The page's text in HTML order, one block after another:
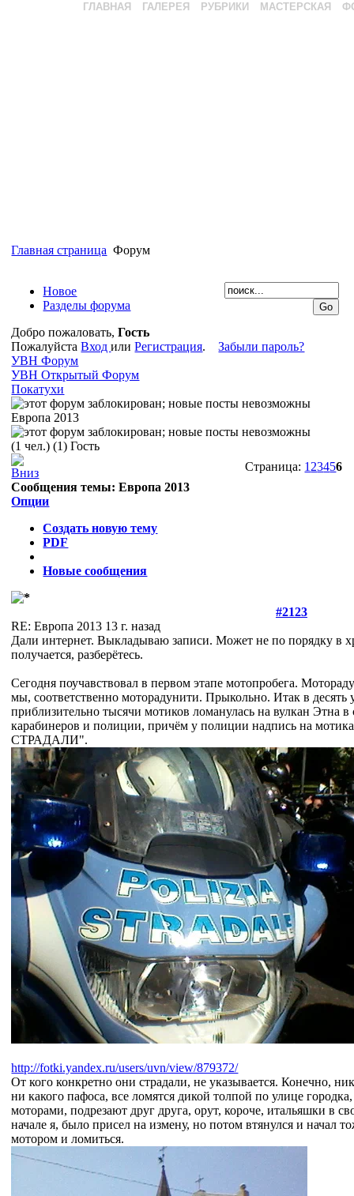
ГЛАВНАЯ ГАЛЕРЕЯ РУБРИКИ МАСТЕРСКАЯ
Главная страница Форум
Новое
Разделы форума
Добро пожаловать,Гость
ПожалуйстаВходилиРегистрация.Забыли пароль?
УВН Форум
УВН Открытый Форум
Покатухи
Европа 2013
(1 чел.) (1) Гость
Страница: 1 23456
Сообщения темы: Европа 2013
Опции
Создать новую тему
PDF
Новые сообщения
#2123
RE: Европа 2013 13 г. назад
Дали интернет. Выкладываю записи. Может не по порядку в
получается, разберётесь.
Сегодня поучавствовал в первом этапе мотопробега.
мы, соответственно моторадунити. Прыкольно. Итак в десять
приблизительно тысячи мотиков ломанулась на вулкан Этна
карабинеров и полиции, причём у полиции надпись на
СТРАДАЛИ".
http://fotki.yandex.ru/users/uvn/view/879372/
От кого конкретно они страдали, не указывается. Конечно,
ни какого пафоса, все ломятся дикой толпой по улице
моторами, подрезают друг друга, орут, короче, итальяшки в
начале я, было присел на измену, но потом втянулся и начал
мотором и ломиться.